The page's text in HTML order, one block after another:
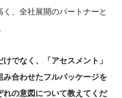
、全社展開のパートナーと
でなく、「アセスメント」
合わせたフルパッケージを
の意図について教えてくだ